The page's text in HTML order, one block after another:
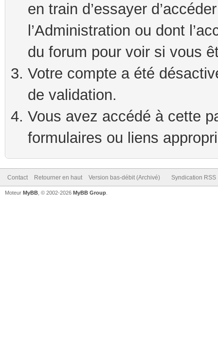
en train d’essayer
l’Administration ou dont
du forum pour voir si vous
Votre compte a été
de validation.
Vous avez accédé à cette
formulaires ou liens
Contact Retourner en haut Version bas-débit (Archivé) Syndication RSS
Moteur MyBB , © 2002-2026 MyBB Group